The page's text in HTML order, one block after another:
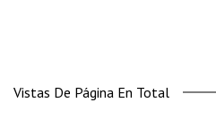
Vistas De Página En Total